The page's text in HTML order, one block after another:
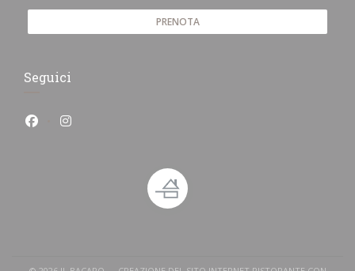
PRENOTA
Seguici
Facebook ((apre una nuova finestra))
Instagram ((apre una nuova finestra))